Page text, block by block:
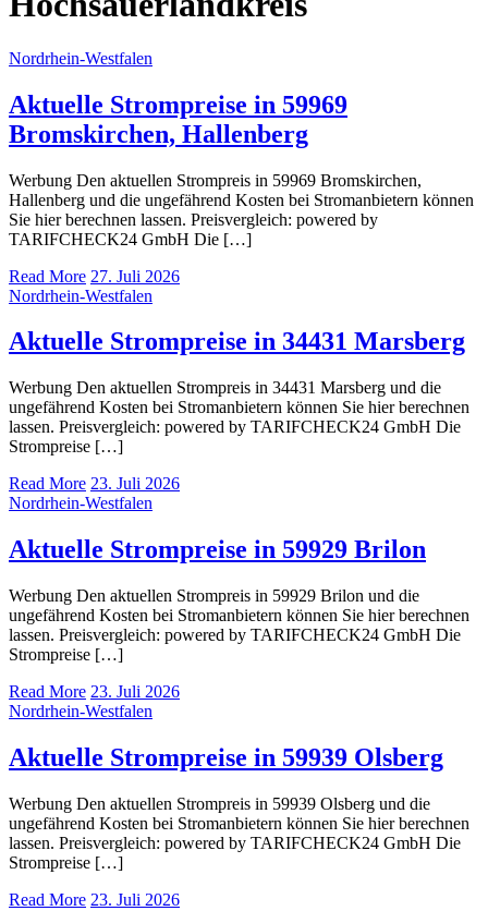
Nordrhein-Westfalen
Aktuelle Strompreise in 59969
Bromskirchen, Hallenberg
Werbung Den aktuellen Strompreis in 59969 Bromskirchen,
Hallenberg und die ungefährend Kosten bei Stromanbietern können
Sie hier berechnen lassen. Preisvergleich: powered by
TARIFCHECK24 GmbH Die […]
Read More 27. Juli 2026
Nordrhein-Westfalen
Aktuelle Strompreise in 34431 Marsberg
Werbung Den aktuellen Strompreis in 34431 Marsberg und die
ungefährend Kosten bei Stromanbietern können Sie hier berechnen
lassen. Preisvergleich: powered by TARIFCHECK24 GmbH Die
Strompreise […]
Read More 23. Juli 2026
Nordrhein-Westfalen
Aktuelle Strompreise in 59929 Brilon
Werbung Den aktuellen Strompreis in 59929 Brilon und die
ungefährend Kosten bei Stromanbietern können Sie hier berechnen
lassen. Preisvergleich: powered by TARIFCHECK24 GmbH Die
Strompreise […]
Read More 23. Juli 2026
Nordrhein-Westfalen
Aktuelle Strompreise in 59939 Olsberg
Werbung Den aktuellen Strompreis in 59939 Olsberg und die
ungefährend Kosten bei Stromanbietern können Sie hier berechnen
lassen. Preisvergleich: powered by TARIFCHECK24 GmbH Die
Strompreise […]
Read More 23. Juli 2026